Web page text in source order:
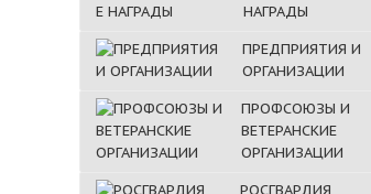
НАГРАДЫ
ПРЕДПРИЯТИЯ И
ОРГАНИЗАЦИИ
ПРОФСОЮЗЫ И
ВЕТЕРАНСКИЕ
ОРГАНИЗАЦИИ
РОСГВАРДИЯ